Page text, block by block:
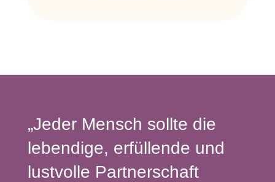
„Jeder Mensch sollte die
lebendige, erfüllende und
lustvolle Partnerschaft